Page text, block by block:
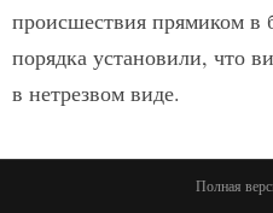
происшествия прямиком в
порядка установили, что
в нетрезвом виде.
Полная